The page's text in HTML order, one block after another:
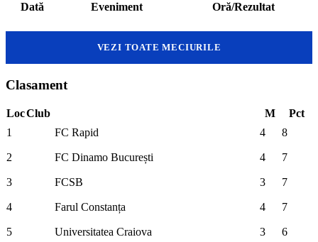
Dată Eveniment Oră/Rezultat
VEZI TOATE MECIURILE
Clasament
LocClub M
Pct
1
FC Rapid 4 8
2 FC Dinamo București 4 7
3 FCSB 3 7
4 Farul Constanța 4 7
5 Universitatea Craiova 3 6